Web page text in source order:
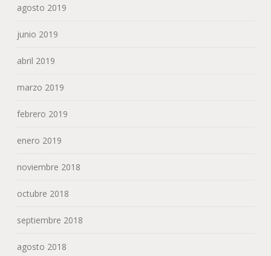
noviembre 2018
octubre 2018
septiembre 2018
agosto 2018
julio 2018
junio 2018
mayo 2018
abril 2018
marzo 2018
febrero 2018